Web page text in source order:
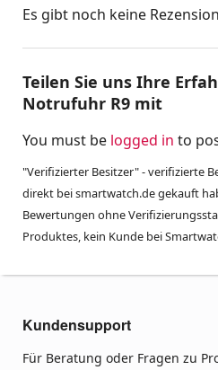
Es gibt noch keine
Teilen Sie uns Ihre
Notrufuhr R9 mit
You must be logged in to
"Verifizierter Besitzer" - verifizierte
direkt bei smartwatch.de gekauft
Bewertungen ohne
Produktes, kein Kunde bei
Kundensupport
Für Beratung oder Fragen zu